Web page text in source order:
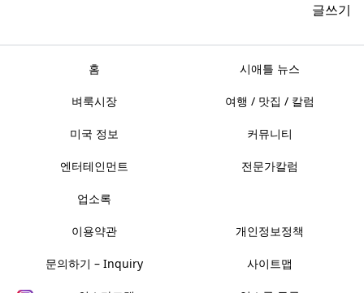
글쓰기
홈 시애틀 뉴스
벼룩시장 여행 / 맛집 / 칼럼
미국 정보 커뮤니티
엔터테인먼트 전문가칼럼
업소록
이용약관 개인정보정책
문의하기 – Inquiry 사이트맵